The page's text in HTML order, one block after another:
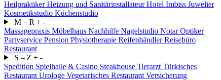
Heilpraktiker Heizung und Sanitärinstallateur Hotel Imbiss Juwelier
Kosmetikstudio Küchenstudio
M – R + -
Massagepraxis Möbelhaus Nachhilfe Nagelstudio Notar Optiker
Partyservice Pension Physiotherapie Reifenhändler Reisebüro
Restaurant
S – Z + -
Spedition Spielhalle & Casino Steakhouse Tierarzt Türkisches
Restaurant Urologe Vegetarisches Restaurant Versicherung